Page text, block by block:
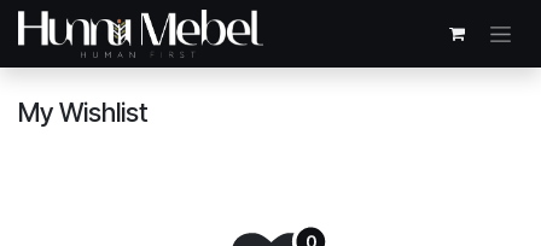
Skip to Content
My Wishlist